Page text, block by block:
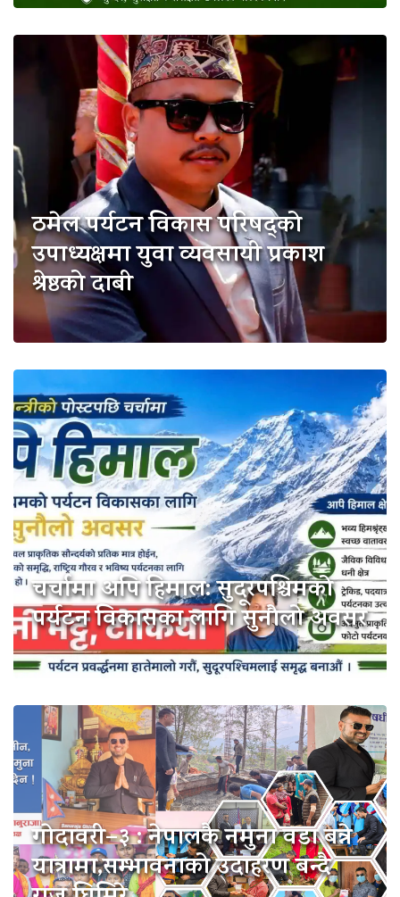
ठमेल पर्यटन विकास परिषद्को
उपाध्यक्षमा युवा व्यवसायी प्रकाश
श्रेष्ठको दाबी
चर्चामा अपि हिमाल: सुदूरपश्चिमको
पर्यटन विकासका लागि सुनौलो अवसर
गाेदावरी–३ : नेपालकै नमुना वडा बन्ने
यात्रामा,सम्भावनाको उदाहरण बन्दै